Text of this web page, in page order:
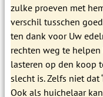
zulke proeven met
verschil tusschen
ten dank voor Uw
rechten weg te
lasteren op den koop
slecht is. Zelfs niet dat
Ook als huichelaar